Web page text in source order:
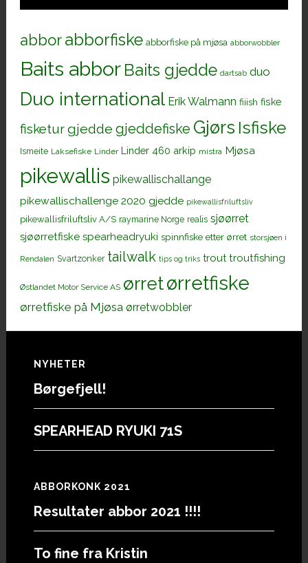
abborabborfiske abborfiske på mjøsa abborwobbler
Baits abbor Baits gjedde dartsab duo
Duo international Erik Walmann fiiish fiske
fisketurgjedde gjeddefiske Gjørs Isfiske
Ismeite Laksefiske Linder Linder 460 arkip mistra Mjøsa
pikewallis pikewallischallange
pikewallischallenge 2020 gjedde pikewallisfriluftsliv
pikewallisfriluftsliv A/S raymarine Norge realis sjøørret
sjøørretfiske spearheadryuki spinnfiske etter ørret storsjøen i
Rendalen Svartzonker tailwalk tips og triks trout troutfishing
Østlandet Motor Service AS ørretørretfiske
ørretfiske på Mjøsa ørretwobbler
Footer
NYHETER
Børgefjell!
SPEARHEAD RYUKI 71S
ABBORKONK 2021
Resultater abbor 2021 !!!!
To fine fra Kristin